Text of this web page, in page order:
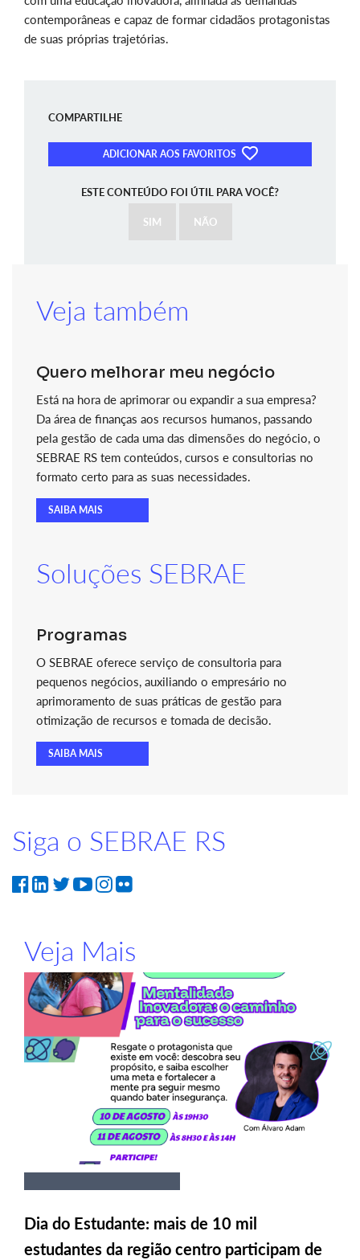
contemporâneas e capaz de formar cidadãos protagonistas
de suas próprias trajetórias.
COMPARTILHE
ADICIONAR AOS FAVORITOS
ESTE CONTEÚDO FOI ÚTIL PARA VOCÊ?
SIM NÃO
Veja também
Quero melhorar meu negócio
Está na hora de aprimorar ou expandir a sua empresa?
Da área de finanças aos recursos humanos, passando
pela gestão de cada uma das dimensões do negócio, o
SEBRAE RS tem conteúdos, cursos e consultorias no
formato certo para as suas necessidades.
SAIBA MAIS
Soluções SEBRAE
Programas
O SEBRAE oferece serviço de consultoria para
pequenos negócios, auxiliando o empresário no
aprimoramento de suas práticas de gestão para
otimização de recursos e tomada de decisão.
SAIBA MAIS
Siga o SEBRAE RS
Veja Mais
Dia do Estudante: mais de 10 mil
estudantes da região centro participam de